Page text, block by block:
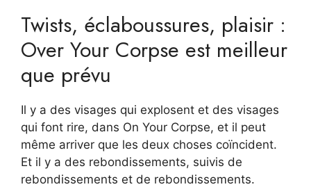
Twists, éclaboussures, plaisir :
Over Your Corpse est meilleur
que prévu
Il y a des visages qui explosent et des visages
qui font rire, dans On Your Corpse, et il peut
même arriver que les deux choses coïncident.
Et il y a des rebondissements, suivis de
rebondissements et de rebondissements.